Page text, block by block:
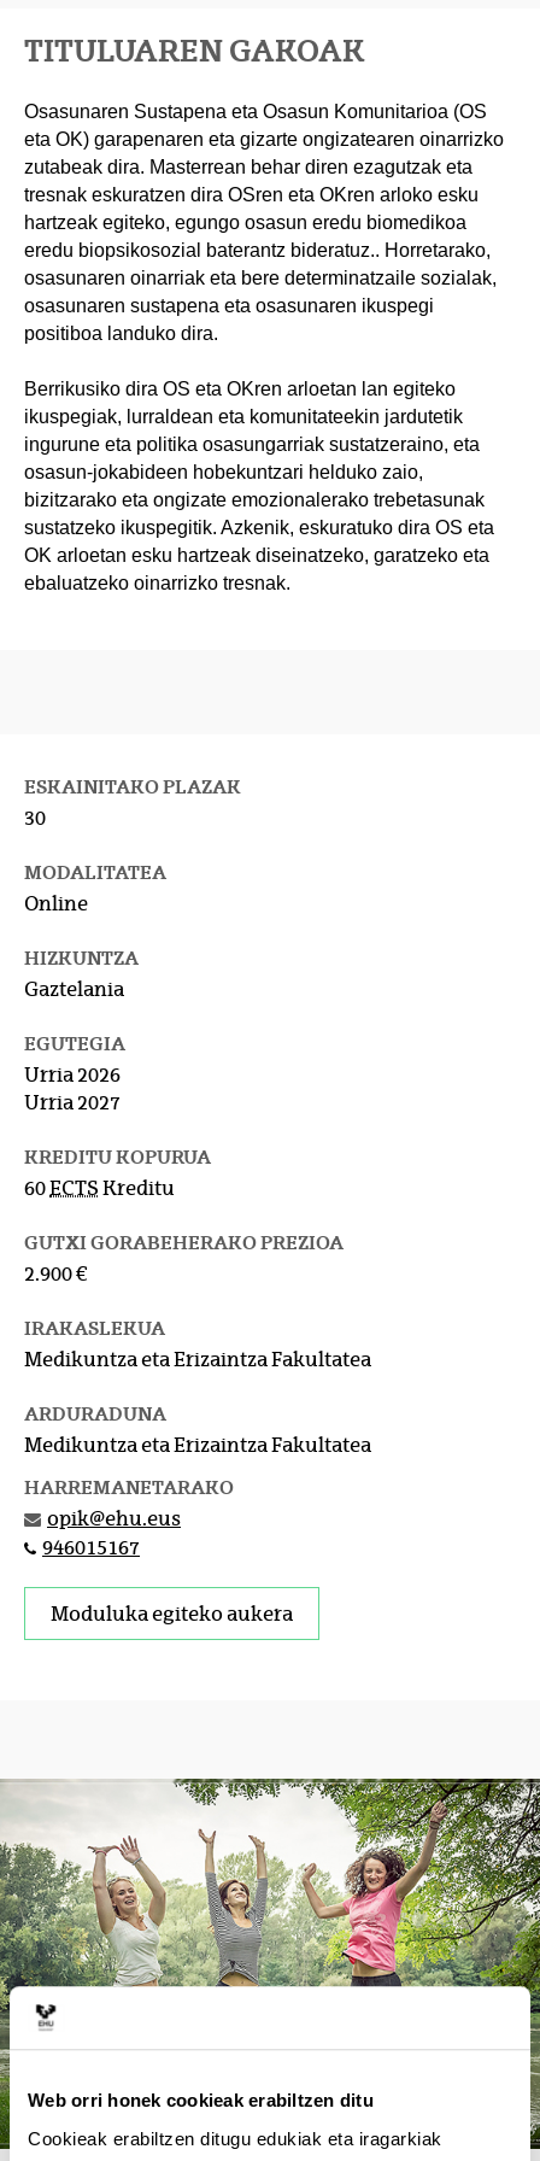
Web orri honek cookieak erabiltzen ditu
Cookieak erabiltzen ditugu edukiak eta iragarkiak
TITULUAREN GAKOAK
Osasunaren Sustapena eta Osasun Komunitarioa (OS
eta OK) garapenaren eta gizarte ongizatearen oinarrizko
zutabeak dira. Masterrean behar diren ezagutzak eta
tresnak eskuratzen dira OSren eta OKren arloko esku
hartzeak egiteko, egungo osasun eredu biomedikoa
eredu biopsikosozial baterantz bideratuz.. Horretarako,
osasunaren oinarriak eta bere determinatzaile sozialak,
osasunaren sustapena eta osasunaren ikuspegi
positiboa landuko dira.
Berrikusiko dira OS eta OKren arloetan lan egiteko
ikuspegiak, lurraldean eta komunitateekin jardutetik
ingurune eta politika osasungarriak sustatzeraino, eta
osasun-jokabideen hobekuntzari helduko zaio,
bizitzarako eta ongizate emozionalerako trebetasunak
sustatzeko ikuspegitik. Azkenik, eskuratuko dira OS eta
OK arloetan esku hartzeak diseinatzeko, garatzeko eta
ebaluatzeko oinarrizko tresnak.
ESKAINITAKO PLAZAK
30
MODALITATEA
Online
HIZKUNTZA
Gaztelania
EGUTEGIA
Urria 2026
Urria 2027
KREDITU KOPURUA
60ECTS Kreditu
GUTXI GORABEHERAKO PREZIOA
2.900 €
IRAKASLEKUA
Medikuntza eta Erizaintza Fakultatea
ARDURADUNA
Medikuntza eta Erizaintza Fakultatea
HARREMANETARAKO
opik@ehu.eus
946015167
Moduluka egiteko aukera